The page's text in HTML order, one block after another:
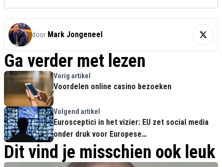
door Mark Jongeneel
Ga verder met lezen
Vorig artikel
Voordelen online casino bezoeken
Volgend artikel
Eurosceptici in het vizier: EU zet social media
onder druk voor Europese
Parlementsverkiezingen
Dit vind je misschien ook leuk